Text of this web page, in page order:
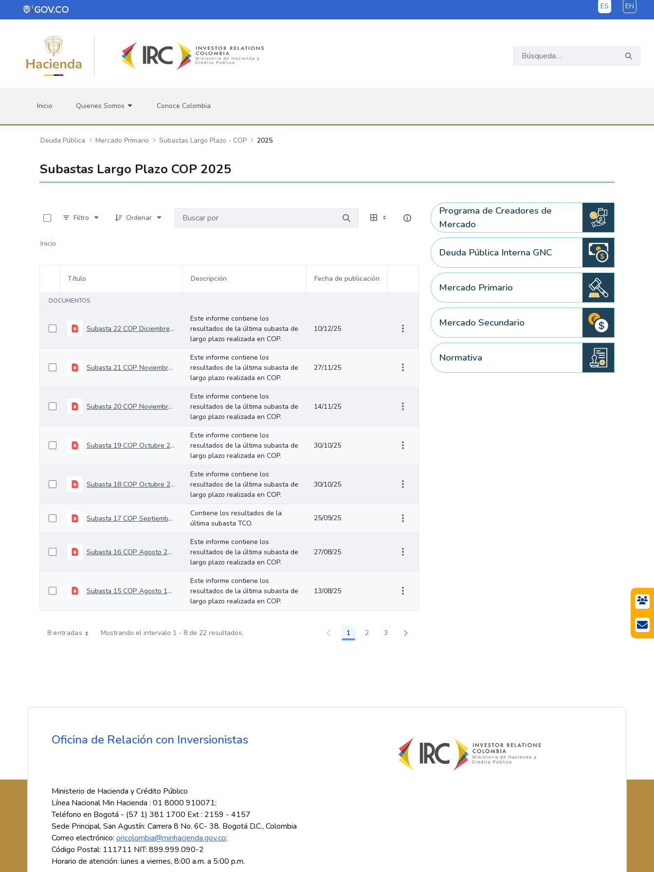
Saltar al contenido principal ES EN
Inicio Quienes Somos Conoce Colombia
Deuda Pública Mercado Primario Subastas Largo Plazo - COP 2025
Subastas Largo Plazo COP 2025
Filtro
Ordenar
Inicio
Selección del elemento
Título Descripción Fecha de publicación
Acciones del elemento
DOCUMENTOS
Subasta 22 COP Diciembre 10 de 2025
Este informe contiene los
resultados de la última subasta de
largo plazo realizada en COP.
10/12/25
Subasta 21 COP Noviembre 26 de 2025
Este informe contiene los
resultados de la última subasta de
largo plazo realizada en COP.
27/11/25
Subasta 20 COP Noviembre 12 de 2025
Este informe contiene los
resultados de la última subasta de
largo plazo realizada en COP.
14/11/25
Subasta 19 COP Octubre 29 de 2025
Este informe contiene los
resultados de la última subasta de
largo plazo realizada en COP.
30/10/25
Subasta 18 COP Octubre 22 de 2025
Este informe contiene los
resultados de la última subasta de
largo plazo realizada en COP.
30/10/25
Subasta 17 COP Septiembre 24 de 2025
Contiene los resultados de la
última subasta TCO.
25/09/25
Subasta 16 COP Agosto 27 de 2025
Este informe contiene los
resultados de la última subasta de
largo plazo realizada en COP.
27/08/25
Subasta 15 COP Agosto 13 de 2025
Este informe contiene los
resultados de la última subasta de
largo plazo realizada en COP.
13/08/25
8 entradas Mostrando el intervalo 1 - 8 de 22 resultados. Página
1 Página
2 Página
3
Programa de Creadores de
Mercado
Deuda Pública Interna GNC
Mercado Primario
Mercado Secundario
Normativa
Oficina de Relación con Inversionistas
Ministerio de Hacienda y Crédito Público
Línea Nacional Min Hacienda : 01 8000 910071;
Teléfono en Bogotá - (57 1) 381 1700 Ext : 2159 - 4157
Sede Principal, San Agustín: Carrera 8 No. 6C- 38. Bogotá D.C., Colombia
Correo electrónico: oricolombia@minhacienda.gov.co;
Código Postal: 111711 NIT: 899.999.090-2
Horario de atención: lunes a viernes, 8:00 a.m. a 5:00 p.m.